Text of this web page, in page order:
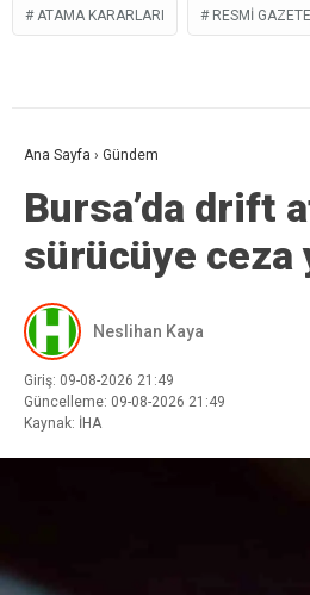
ATAMA KARARLARI RESMI GAZETE
Ana Sayfa › Gündem
Bursa’da drift
sürücüye ceza
Neslihan Kaya
Giriş: 09-08-2026 21:49
Güncelleme: 09-08-2026 21:49
Kaynak: İHA